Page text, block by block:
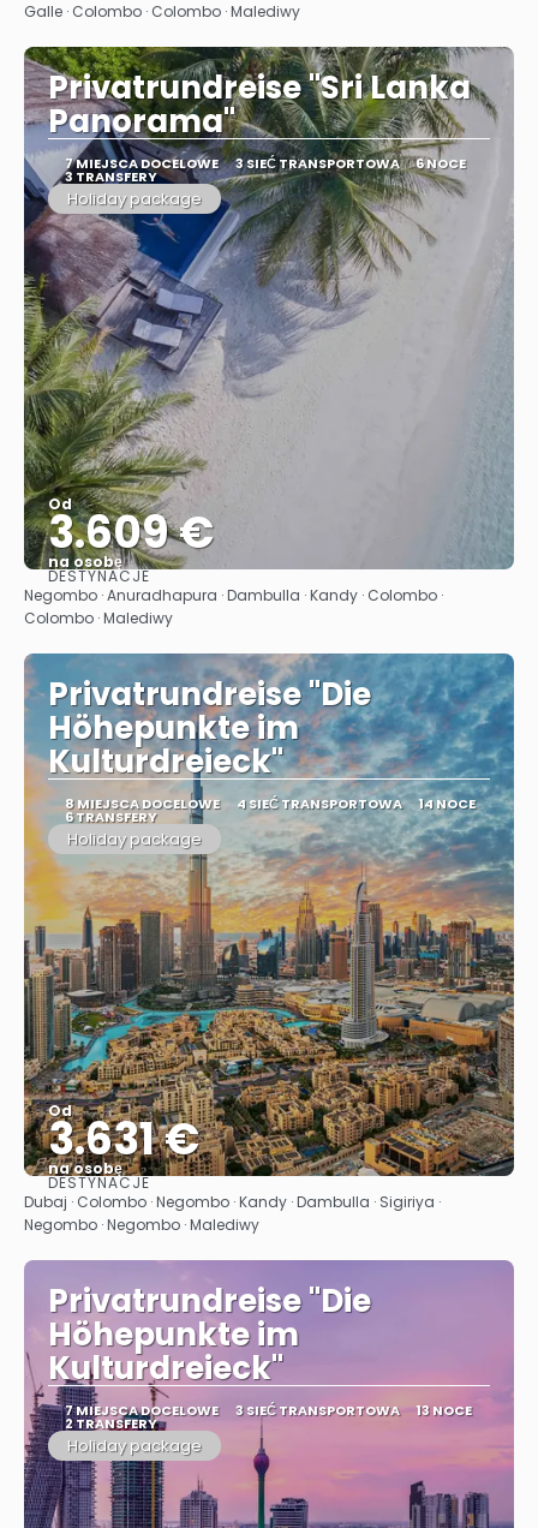
Galle · Colombo · Colombo · Malediwy
Privatrundreise "Sri Lanka
Panorama"
7 MIEJSCA DOCELOWE 3 SIEĆ TRANSPORTOWA 6 NOCE
3 TRANSFERY
Holiday package
Od
3.609 €
na osobę
Zobacz
DESTYNACJE
Negombo · Anuradhapura · Dambulla · Kandy · Colombo ·
Colombo · Malediwy
Privatrundreise "Die
Höhepunkte im
Kulturdreieck"
8 MIEJSCA DOCELOWE 4 SIEĆ TRANSPORTOWA 14 NOCE
6 TRANSFERY
Holiday package
Od
3.631 €
na osobę
Zobacz
DESTYNACJE
Dubaj · Colombo · Negombo · Kandy · Dambulla · Sigiriya ·
Negombo · Negombo · Malediwy
Privatrundreise "Die
Höhepunkte im
Kulturdreieck"
7 MIEJSCA DOCELOWE 3 SIEĆ TRANSPORTOWA 13 NOCE
2 TRANSFERY
Holiday package